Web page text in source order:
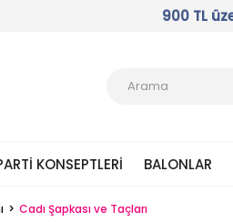
900 TL
KONSEPTLERI BALONLAR
Cadı Şapkası ve Taçları